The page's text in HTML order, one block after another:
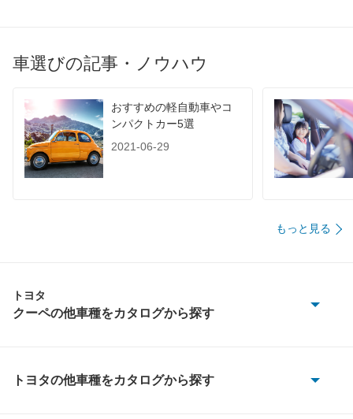
60km定地 -
車選びの記事・ノウハウ
おすすめの軽自動車やコ
ンパクトカー5選
2021-06-29
もっと見る
トヨタ
クーペの他車種をカタログから探す
GR86
トヨタの他車種をカタログから探す